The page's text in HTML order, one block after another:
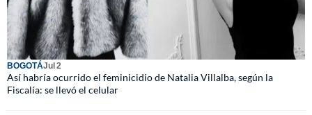
BOGOTÁJul 2
Así habría ocurrido el feminicidio de Natalia Villalba, según la
Fiscalía: se llevó el celular